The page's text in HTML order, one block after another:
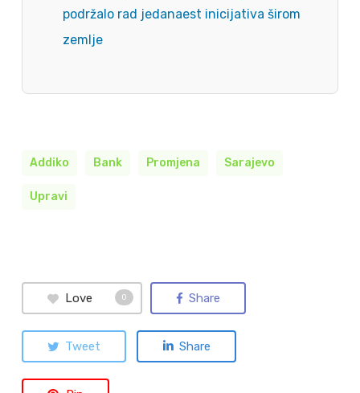
podržalo rad jedanaest inicijativa širom
zemlje
Addiko Bank Promjena Sarajevo
Upravi
Love 0 Share
Tweet Share